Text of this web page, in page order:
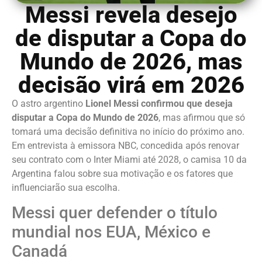
Messi revela desejo
de disputar a Copa do
Mundo de 2026, mas
decisão virá em 2026
O astro argentino Lionel Messi confirmou que deseja
disputar a Copa do Mundo de 2026, mas afirmou que só
tomará uma decisão definitiva no início do próximo ano.
Em entrevista à emissora NBC, concedida após renovar
seu contrato com o Inter Miami até 2028, o camisa 10 da
Argentina falou sobre sua motivação e os fatores que
influenciarão sua escolha.
Messi quer defender o título
mundial nos EUA, México e
Canadá